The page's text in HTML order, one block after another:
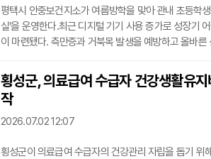
평택시 안중보건지소가 여름방학을 맞아 관내 초등학
실'을 운영한다.최근 디지털 기기 사용 증가로 성장기
이 마련됐다. 측만증과 거북목 발생을 예방하고 올바
소교육실에서 총 8회 진행된다. 안중보건지소 담당자
제공, 측만증·거북목 등 근골격계 질환 예방 교육, 스트
연 등
횡성군, 의료급여 수급자 건강생활유
작
2026.07.02 12:07
횡성군이 의료급여 수급자의 건강관리 자립을 돕기 위